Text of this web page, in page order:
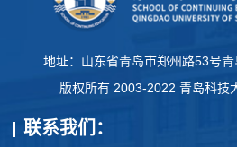
地址：山东省青岛市郑州路53号
版权所有 2003-2022 青岛科技
联系我们：